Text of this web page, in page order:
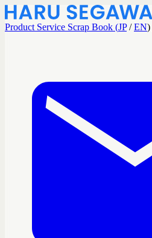
Product Service Scrap Book (JP/EN)